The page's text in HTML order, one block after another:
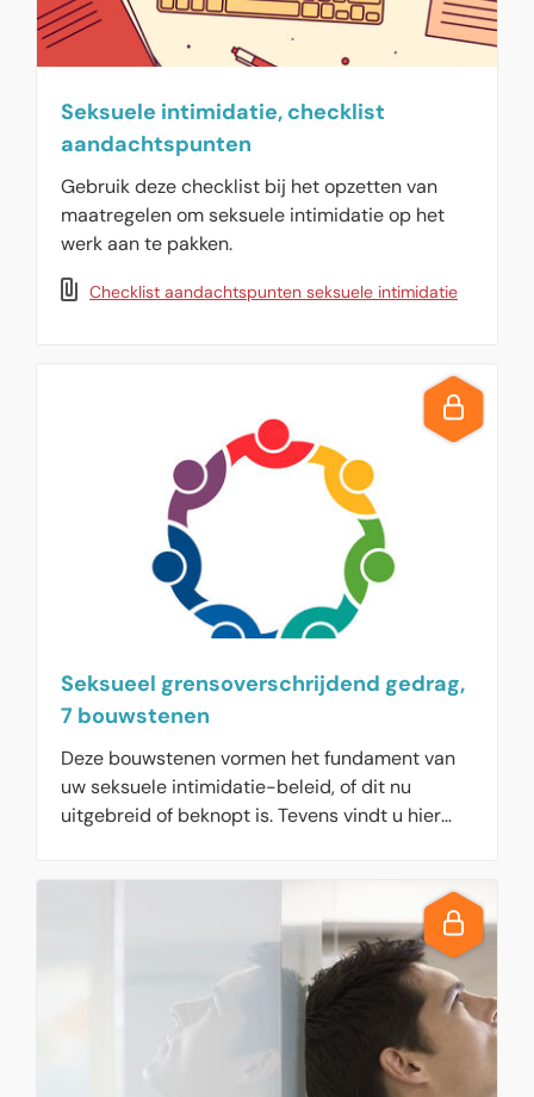
Seksuele intimidatie, checklist
aandachtspunten
Gebruik deze checklist bij het opzetten van
maatregelen om seksuele intimidatie op het
werk aan te pakken.
Checklist aandachtspunten seksuele intimidatie
Seksueel grensoverschrijdend gedrag,
7 bouwstenen
Deze bouwstenen vormen het fundament van
uw seksuele intimidatie-beleid, of dit nu
uitgebreid of beknopt is. Tevens vindt u hier